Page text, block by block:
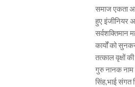
समाज एकता
हुए इंजीनियर
सर्वशक्तिमान
कार्यों को
तत्काल वृक्षों
गुरु नानक नाम
सिंह,भाई संगत